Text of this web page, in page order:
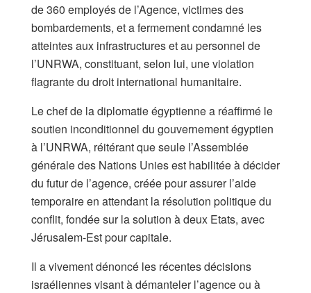
de 360 employés de l’Agence, victimes des
bombardements, et a fermement condamné les
atteintes aux infrastructures et au personnel de
l’UNRWA, constituant, selon lui, une violation
flagrante du droit international humanitaire.
Le chef de la diplomatie égyptienne a réaffirmé le
soutien inconditionnel du gouvernement égyptien
à l’UNRWA, réitérant que seule l’Assemblée
générale des Nations Unies est habilitée à décider
du futur de l’agence, créée pour assurer l’aide
temporaire en attendant la résolution politique du
conflit, fondée sur la solution à deux Etats, avec
Jérusalem-Est pour capitale.
Il a vivement dénoncé les récentes décisions
israéliennes visant à démanteler l’agence ou à